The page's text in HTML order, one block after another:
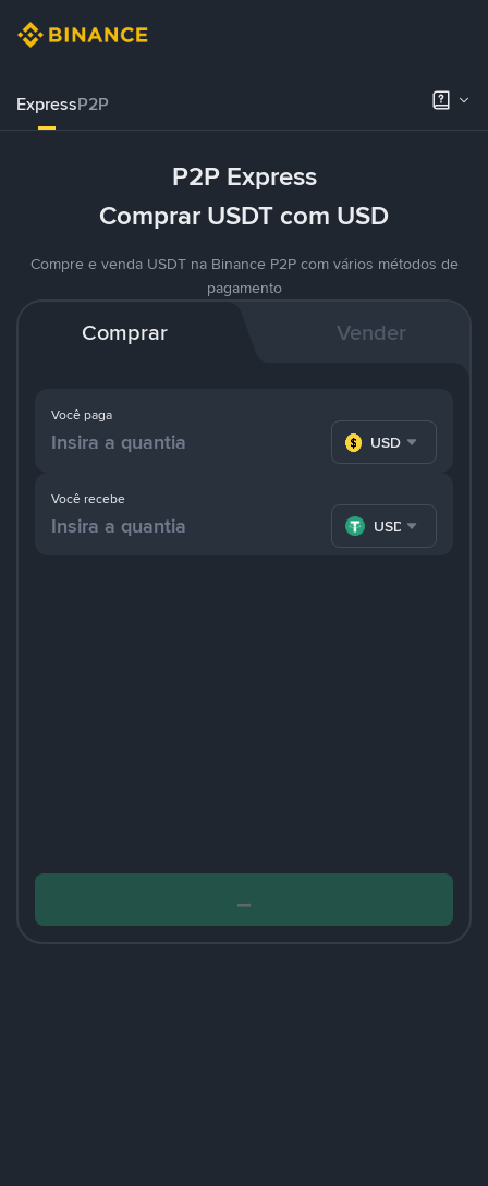
ExpressP2P
P2P Express
Comprar USDT com USD
Compre e venda USDT na Binance P2P com vários métodos de
pagamento
Comprar Vender
Você paga
USD
Você recebe
USDT